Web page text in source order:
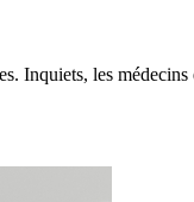
Inquiets, les médecins